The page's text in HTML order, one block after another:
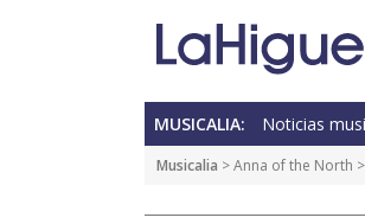
MUSICALIA: Noticias
Musicalia >Anna of the North